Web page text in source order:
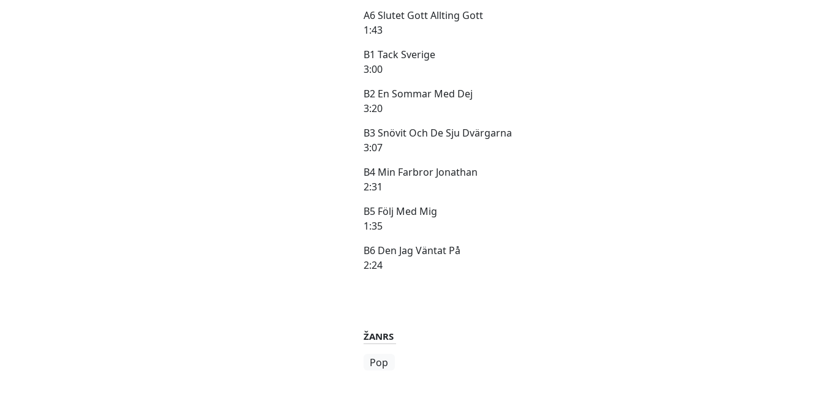
A6 Slutet Gott Allting Gott
1:43
B1 Tack Sverige
3:00
B2 En Sommar Med Dej
3:20
B3 Snövit Och De Sju Dvärgarna
3:07
B4 Min Farbror Jonathan
2:31
B5 Följ Med Mig
1:35
B6 Den Jag Väntat På
2:24
ŽANRS
Pop